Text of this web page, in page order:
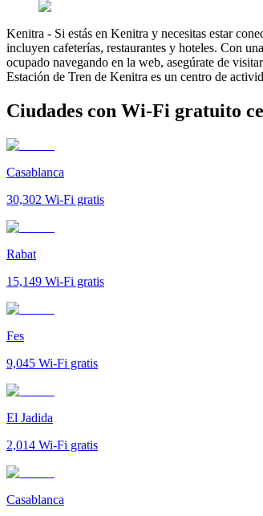
Kenitra - Si estás en Kenitra y necesitas estar
incluyen cafeterías, restaurantes y hoteles. Con
ocupado navegando en la web, asegúrate de
Estación de Tren de Kenitra es un centro de
Ciudades con Wi-Fi gratuito
Casablanca
30,302 Wi-Fi gratis
Rabat
15,149 Wi-Fi gratis
Fes
9,045 Wi-Fi gratis
El Jadida
2,014 Wi-Fi gratis
Casablanca